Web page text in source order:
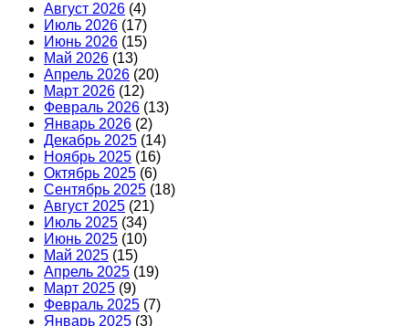
Август 2026 (4)
Июль 2026 (17)
Июнь 2026 (15)
Май 2026 (13)
Апрель 2026 (20)
Март 2026 (12)
Февраль 2026 (13)
Январь 2026 (2)
Декабрь 2025 (14)
Ноябрь 2025 (16)
Октябрь 2025 (6)
Сентябрь 2025 (18)
Август 2025 (21)
Июль 2025 (34)
Июнь 2025 (10)
Май 2025 (15)
Апрель 2025 (19)
Март 2025 (9)
Февраль 2025 (7)
Январь 2025 (3)